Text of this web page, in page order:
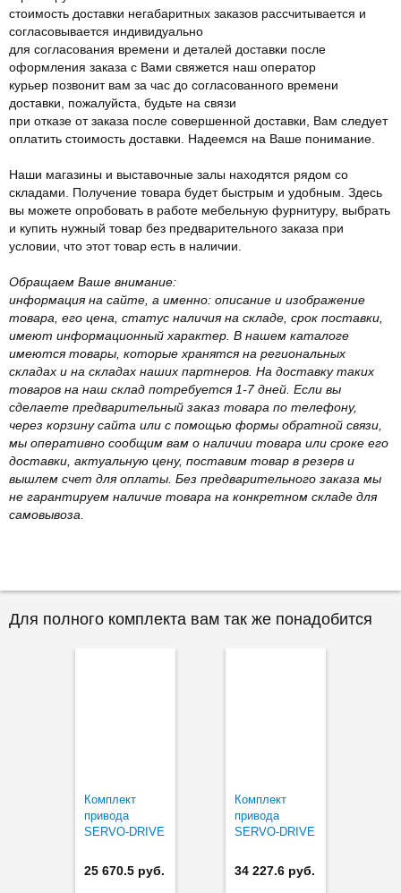
стоимость доставки негабаритных заказов рассчитывается и
согласовывается индивидуально
для согласования времени и деталей доставки после
оформления заказа с Вами свяжется наш оператор
курьер позвонит вам за час до согласованного времени
доставки, пожалуйста, будьте на связи
при отказе от заказа после совершенной доставки, Вам следует
оплатить стоимость доставки. Надеемся на Ваше понимание.
Наши магазины и выставочные залы находятся рядом со
складами. Получение товара будет быстрым и удобным. Здесь
вы можете опробовать в работе мебельную фурнитуру, выбрать
и купить нужный товар без предварительного заказа при
условии, что этот товар есть в наличии.
Обращаем Ваше внимание:
информация на сайте, а именно: описание и изображение
товара, его цена, статус наличия на складе, срок поставки,
имеют информационный характер. В нашем каталоге
имеются товары, которые хранятся на региональных
складах и на складах наших партнеров. На доставку таких
товаров на наш склад потребуется 1-7 дней. Если вы
сделаете предварительный заказ товара по телефону,
через корзину сайта или с помощью формы обратной связи,
мы оперативно сообщим вам о наличии товара или сроке его
доставки, актуальную цену, поставим товар в резерв и
вышлем счет для оплаты. Без предварительного заказа мы
не гарантируем наличие товара на конкретном складе для
самовывоза.
Для полного комплекта вам так же понадобится
Комплект
привода
SERVO-DRIVE
25 670.5 руб.
Комплект
привода
SERVO-DRIVE
34 227.6 руб.